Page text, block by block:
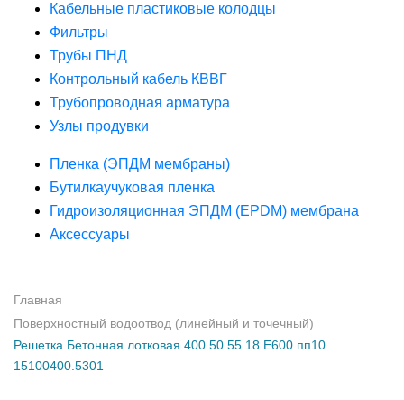
Кабельные пластиковые колодцы
Фильтры
Трубы ПНД
Контрольный кабель КВВГ
Трубопроводная арматура
Узлы продувки
Пленка (ЭПДМ мембраны)
Бутилкаучуковая пленка
Гидроизоляционная ЭПДМ (EPDM) мембрана
Аксессуары
Главная
Поверхностный водоотвод (линейный и точечный)
Решетка Бетонная лотковая 400.50.55.18 E600 пп10
15100400.5301